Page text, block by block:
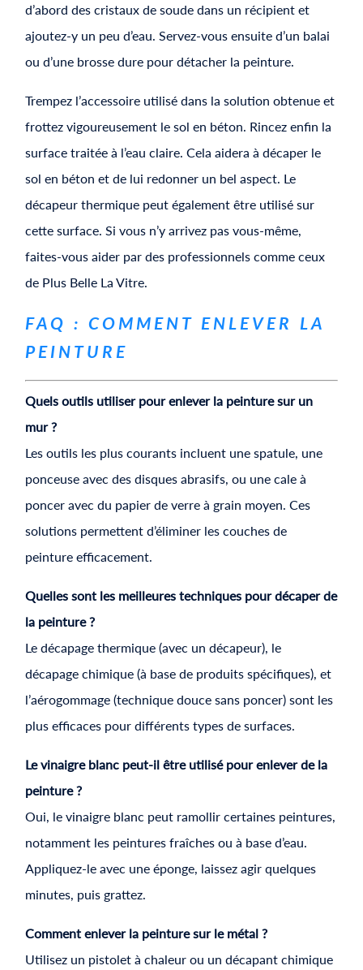
d’abord des cristaux de soude dans un récipient et
ajoutez-y un peu d’eau. Servez-vous ensuite d’un balai
ou d’une brosse dure pour détacher la peinture.
Trempez l’accessoire utilisé dans la solution obtenue et
frottez vigoureusement le sol en béton. Rincez enfin la
surface traitée à l’eau claire. Cela aidera à décaper le
sol en béton et de lui redonner un bel aspect. Le
décapeur thermique peut également être utilisé sur
cette surface. Si vous n’y arrivez pas vous-même,
faites-vous aider par des professionnels comme ceux
de Plus Belle La Vitre.
FAQ : COMMENT ENLEVER LA
PEINTURE
Quels outils utiliser pour enlever la peinture sur un
mur ?
Les outils les plus courants incluent une spatule, une
ponceuse avec des disques abrasifs, ou une cale à
poncer avec du papier de verre à grain moyen. Ces
solutions permettent d’éliminer les couches de
peinture efficacement.
Quelles sont les meilleures techniques pour décaper de
la peinture ?
Le décapage thermique (avec un décapeur), le
décapage chimique (à base de produits spécifiques), et
l’aérogommage (technique douce sans poncer) sont les
plus efficaces pour différents types de surfaces.
Le vinaigre blanc peut-il être utilisé pour enlever de la
peinture ?
Oui, le vinaigre blanc peut ramollir certaines peintures,
notamment les peintures fraîches ou à base d’eau.
Appliquez-le avec une éponge, laissez agir quelques
minutes, puis grattez.
Comment enlever la peinture sur le métal ?
Utilisez un pistolet à chaleur ou un décapant chimique